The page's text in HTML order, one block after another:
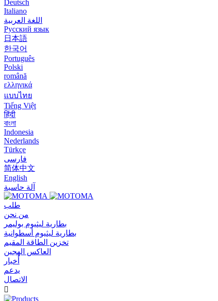
Deutsch
Italiano
اللغة العربية
Русский язык
日本語
한국어
Português
Polski
română
ελληνικά
แบบไทย
Tiếng Việt
हिंदी
বাংলা
Indonesia
Nederlands
Türkçe
فارسی
简体中文
English
آلة حاسبة
طلب
من نحن
بطارية ليثيوم بوليمر
بطارية ليثيوم أسطوانية
تخزين الطاقة المقيم
العاكس الهجين
أخبار
يدعم
الاتصال
